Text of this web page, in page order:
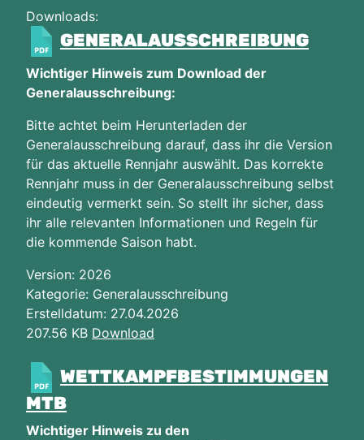
Downloads:
GENERALAUSSCHREIBUNG
Wichtiger Hinweis zum Download der
Generalausschreibung:
Bitte achtet beim Herunterladen der
Generalausschreibung darauf, dass ihr die Version
für das aktuelle Rennjahr auswählt. Das korrekte
Rennjahr muss in der Generalausschreibung selbst
eindeutig vermerkt sein. So stellt ihr sicher, dass
ihr alle relevanten Informationen und Regeln für
die kommende Saison habt.
Version: 2026
Kategorie: Generalausschreibung
Erstelldatum: 27.04.2026
207.56 KB Download
WETTKAMPFBESTIMMUNGEN
MTB
Wichtiger Hinweis zu den